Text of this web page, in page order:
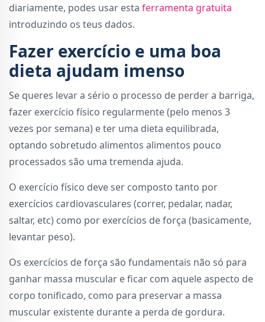
diariamente, podes usar esta ferramenta gratuita
introduzindo os teus dados.
Fazer exercício e uma boa
dieta ajudam imenso
Se queres levar a sério o processo de perder a barriga,
fazer exercício físico regularmente (pelo menos 3
vezes por semana) e ter uma dieta equilibrada,
optando sobretudo alimentos alimentos pouco
processados são uma tremenda ajuda.
O exercício físico deve ser composto tanto por
exercícios cardiovasculares (correr, pedalar, nadar,
saltar, etc) como por exercícios de força (basicamente,
levantar peso).
Os exercícios de força são fundamentais não só para
ganhar massa muscular e ficar com aquele aspecto de
corpo tonificado, como para preservar a massa
muscular existente durante a perda de gordura.